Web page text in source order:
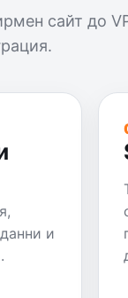
сайт до
и